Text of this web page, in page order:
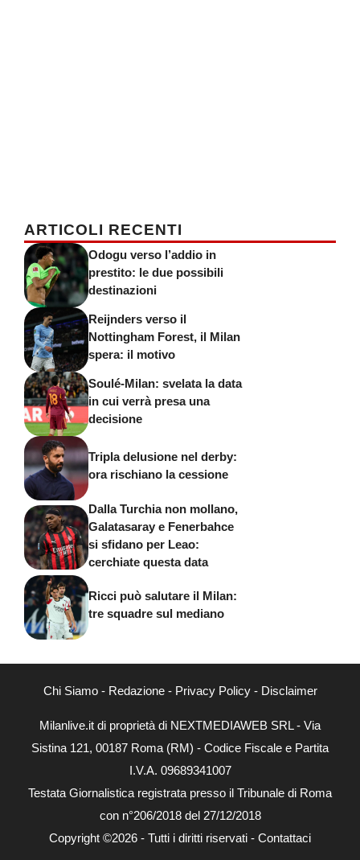
ARTICOLI RECENTI
Odogu verso l’addio in
prestito: le due possibili
destinazioni
Reijnders verso il
Nottingham Forest, il Milan
spera: il motivo
Soulé-Milan: svelata la data
in cui verrà presa una
decisione
Tripla delusione nel derby:
ora rischiano la cessione
Dalla Turchia non mollano,
Galatasaray e Fenerbahce
si sfidano per Leao:
cerchiate questa data
Ricci può salutare il Milan:
tre squadre sul mediano
Chi Siamo- Redazione- Privacy Policy- Disclaimer
Milanlive.it di proprietà di NEXTMEDIAWEB SRL - Via
Sistina 121, 00187 Roma (RM) - Codice Fiscale e Partita
I.V.A. 09689341007
Testata Giornalistica registrata presso il Tribunale di Roma
con n°206/2018 del 27/12/2018
Copyright ©2026 - Tutti i diritti riservati - Contattaci